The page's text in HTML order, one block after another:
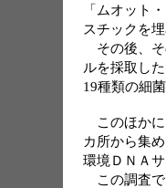
「ムオット
スチックを
その後、そ
ルを採取し
19種類の細
このほかに
カ所から集
環境ＤＮＡ
この調査で